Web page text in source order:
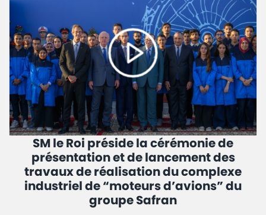
SM le Roi préside la cérémonie de
présentation et de lancement des
travaux de réalisation du complexe
industriel de “moteurs d’avions” du
groupe Safran